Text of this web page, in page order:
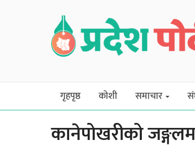
गृहपृष्ठ कोशी समाचार
कानेपोखरीको